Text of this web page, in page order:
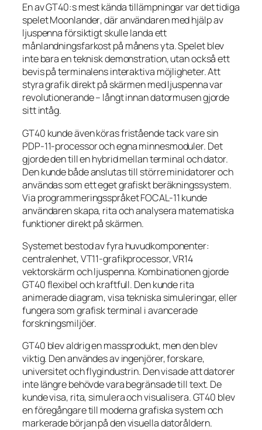
En av GT40:s mest kända tillämpningar var det tidiga
speletMoonlander, där användaren med hjälp av
ljuspenna försiktigt skulle landa ett
månlandningsfarkost på månens yta. Spelet blev
inte bara en teknisk demonstration, utan också ett
bevis på terminalens interaktiva möjligheter. Att
styra grafik direkt på skärmen med ljuspenna var
revolutionerande – långt innan datormusen gjorde
sitt intåg.
GT40 kunde även köras fristående tack vare sin
PDP-11-processor och egna minnesmoduler. Det
gjorde den till en hybrid mellan terminal och dator.
Den kunde både anslutas till större minidatorer och
användas som ett eget grafiskt beräkningssystem.
Via programmeringsspråket FOCAL-11 kunde
användaren skapa, rita och analysera matematiska
funktioner direkt på skärmen.
Systemet bestod av fyra huvudkomponenter:
centralenhet, VT11-grafikprocessor, VR14
vektorskärm och ljuspenna. Kombinationen gjorde
GT40 flexibel och kraftfull. Den kunde rita
animerade diagram, visa tekniska simuleringar, eller
fungera som grafisk terminal i avancerade
forskningsmiljöer.
GT40 blev aldrig en massprodukt, men den blev
viktig. Den användes av ingenjörer, forskare,
universitet och flygindustrin. Den visade att datorer
inte längre behövde vara begränsade till text. De
kunde visa, rita, simulera och visualisera. GT40 blev
en föregångare till moderna grafiska system och
markerade början på den visuella datoråldern.